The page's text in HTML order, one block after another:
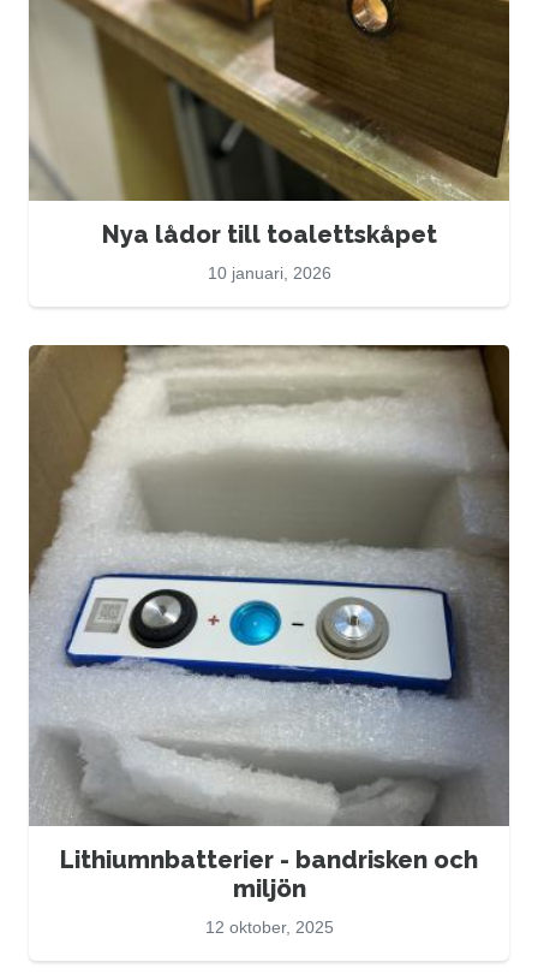
Nya lådor till toalettskåpet
10 januari, 2026
Lithiumnbatterier - bandrisken och
miljön
12 oktober, 2025